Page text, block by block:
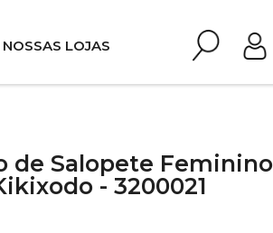
NOSSAS LOJAS
de Salopete Feminino
- 3200021